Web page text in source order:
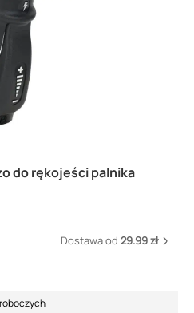
do rękojeści palnika
Dostawa od 29.99 zł